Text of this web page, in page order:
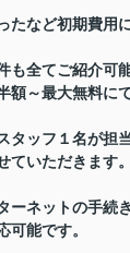
たなど初期費用
も全てご紹介可
額～最大無料に
タッフ１名が担
ていただきます。
ーネットの手続
可能です。